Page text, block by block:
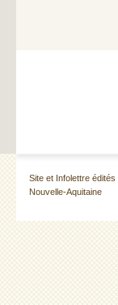
Site et Infolettre
Nouvelle-Aquitaine